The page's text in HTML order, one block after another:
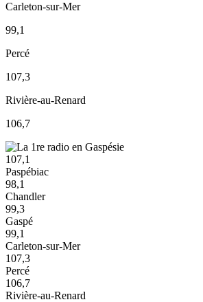
Carleton-sur-Mer
99,1
Percé
107,3
Rivière-au-Renard
106,7
107,1
Paspébiac
98,1
Chandler
99,3
Gaspé
99,1
Carleton-sur-Mer
107,3
Percé
106,7
Rivière-au-Renard